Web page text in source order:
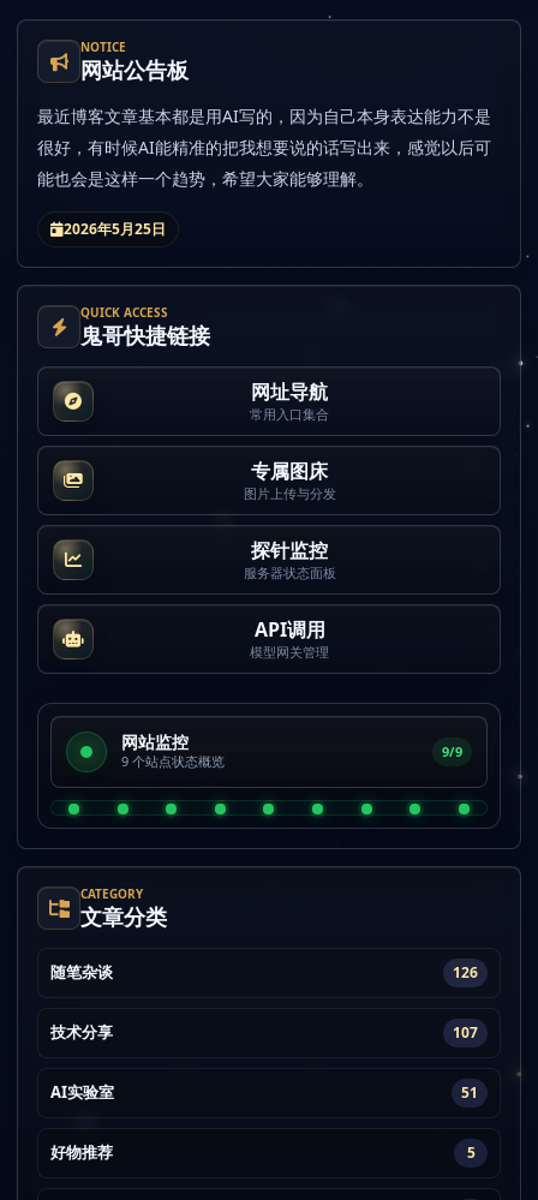
NOTICE
网站公告板
最近博客文章基本都是用AI写的，因为自己本身表达能力不是
很好，有时候AI能精准的把我想要说的话写出来，感觉以后可
能也会是这样一个趋势，希望大家能够理解。
2026年5月25日
QUICK ACCESS
鬼哥快捷链接
网址导航
常用入口集合
专属图床
图片上传与分发
探针监控
服务器状态面板
API调用
模型网关管理
网站监控
9 个站点状态概览
9/9
CATEGORY
文章分类
随笔杂谈 126
技术分享 107
AI实验室 51
好物推荐 5